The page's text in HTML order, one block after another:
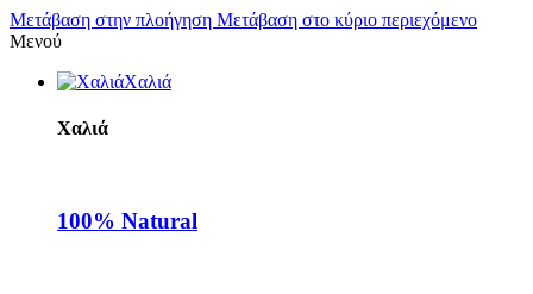
Μετάβαση στην πλοήγηση Μετάβαση στο κύριο περιεχόμενο
Μενού
Χαλιά
Χαλιά
100% Natural